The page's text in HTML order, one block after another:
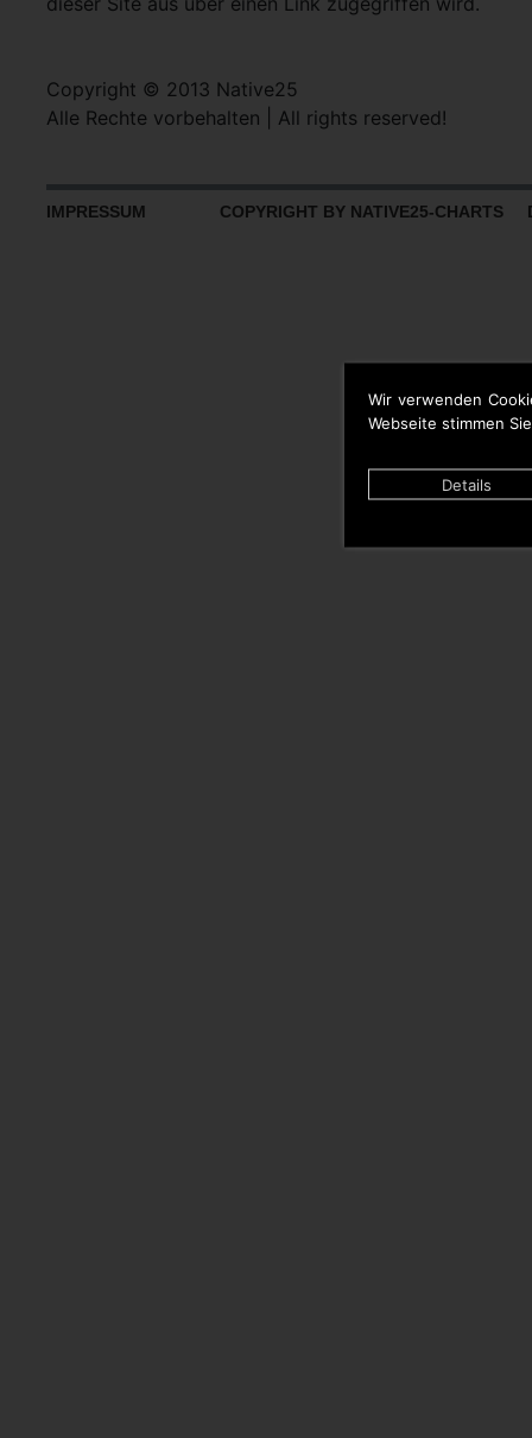
Wir verwenden
Webseite stimmen
Details
Copyright © 2013 Native25
Alle Rechte vorbehalten | All rights reserved!
IMPRESSUM COPYRIGHT BY NATIVE25-CHARTS